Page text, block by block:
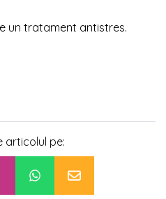
un tratament antistres.
articolul pe: